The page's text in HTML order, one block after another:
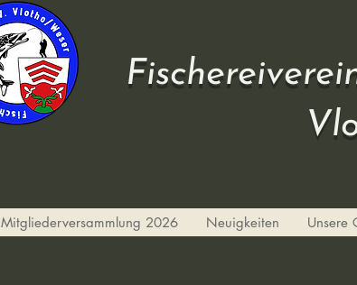
Mitgliederversammlung 2026 Neuigkeiten Unsere